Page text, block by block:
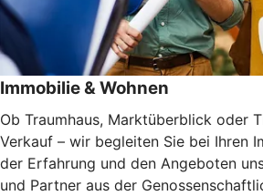
Immobilie & Wohnen
Ob Traumhaus, Marktüberblick oder
Verkauf – wir begleiten Sie bei Ihren
der Erfahrung und den Angeboten
und Partner aus der